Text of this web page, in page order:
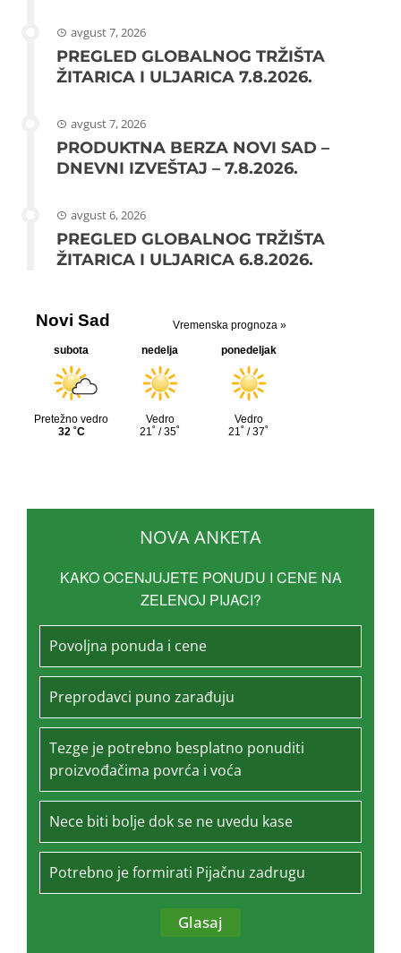
avgust 7, 2026
PREGLED GLOBALNOG TRŽIŠTA
ŽITARICA I ULJARICA 7.8.2026.
avgust 7, 2026
PRODUKTNA BERZA NOVI SAD –
DNEVNI IZVEŠTAJ – 7.8.2026.
avgust 6, 2026
PREGLED GLOBALNOG TRŽIŠTA
ŽITARICA I ULJARICA 6.8.2026.
NOVA ANKETA
KAKO OCENJUJETE PONUDU I CENE NA
ZELENOJ PIJACI?
Povoljna ponuda i cene
Preprodavci puno zarađuju
Tezge je potrebno besplatno ponuditi
proizvođačima povrća i voća
Nece biti bolje dok se ne uvedu kase
Potrebno je formirati Pijačnu zadrugu